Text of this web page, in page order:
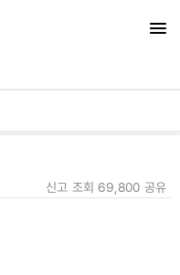
신고 조회 69,800 공유